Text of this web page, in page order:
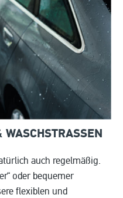
S
auch regelmäßig.
oder bequemer
flexiblen und